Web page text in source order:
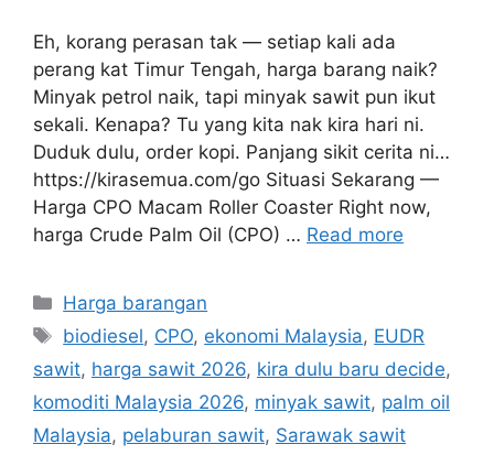
Eh, korang perasan tak — setiap kali ada
perang kat Timur Tengah, harga barang naik?
Minyak petrol naik, tapi minyak sawit pun ikut
sekali. Kenapa? Tu yang kita nak kira hari ni.
Duduk dulu, order kopi. Panjang sikit cerita ni…
https://kirasemua.com/go Situasi Sekarang —
Harga CPO Macam Roller Coaster Right now,
harga Crude Palm Oil (CPO) … Read more
Categories
Harga barangan
Tags
biodiesel, CPO, ekonomi Malaysia, EUDR
sawit, harga sawit 2026, kira dulu baru decide,
komoditi Malaysia 2026, minyak sawit, palm oil
Malaysia, pelaburan sawit, Sarawak sawit